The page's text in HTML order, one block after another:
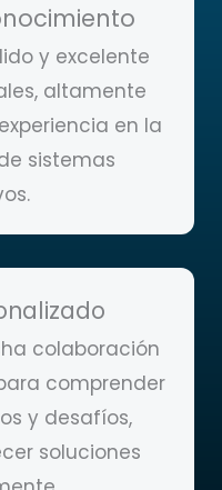
y excelente
altamente
en la
sistemas
colaboración
comprender
y desafíos,
soluciones